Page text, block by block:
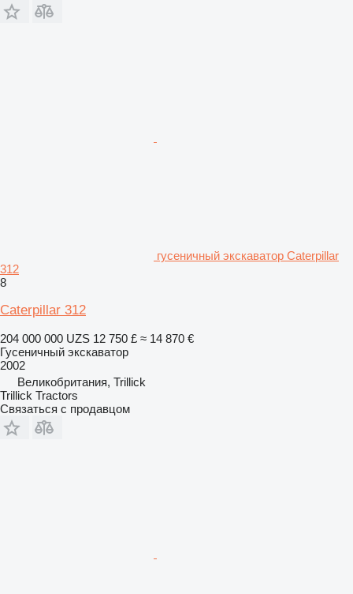
гусеничный экскаватор Caterpillar
312
8
Caterpillar 312
204 000 000 UZS 12 750 £ ≈ 14 870 €
Гусеничный экскаватор
2002
Великобритания, Trillick
Trillick Tractors
Связаться с продавцом